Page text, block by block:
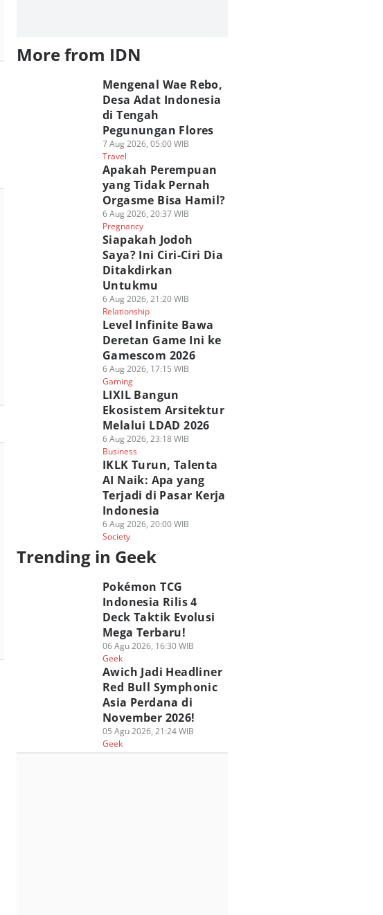
More from IDN
Mengenal Wae Rebo,
Desa Adat Indonesia
di Tengah
Pegunungan Flores
7 Aug 2026, 05:00 WIB
Travel
Apakah Perempuan
yang Tidak Pernah
Orgasme Bisa Hamil?
6 Aug 2026, 20:37 WIB
Pregnancy
Siapakah Jodoh
Saya? Ini Ciri-Ciri Dia
Ditakdirkan
Untukmu
6 Aug 2026, 21:20 WIB
Relationship
Level Infinite Bawa
Deretan Game Ini ke
Gamescom 2026
6 Aug 2026, 17:15 WIB
Gaming
LIXIL Bangun
Ekosistem Arsitektur
Melalui LDAD 2026
6 Aug 2026, 23:18 WIB
Business
IKLK Turun, Talenta
AI Naik: Apa yang
Terjadi di Pasar Kerja
Indonesia
6 Aug 2026, 20:00 WIB
Society
Trending in Geek
Pokémon TCG
Indonesia Rilis 4
Deck Taktik Evolusi
Mega Terbaru!
06 Agu 2026, 16:30 WIB
Geek
Awich Jadi Headliner
Red Bull Symphonic
Asia Perdana di
November 2026!
05 Agu 2026, 21:24 WIB
Geek